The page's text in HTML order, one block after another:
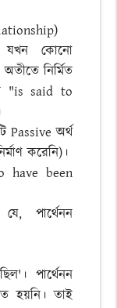
যখন কোনো
নির্মিত
"is said to
Passive অর্থ
করেনি)।
have been
পার্থেনন
পার্থেনন
হয়নি। তাই